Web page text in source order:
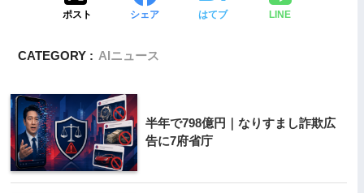
ポスト シェア はてブ LINE
CATEGORY : AIニュース
半年で798億円｜なりすまし詐欺広
告に7府省庁